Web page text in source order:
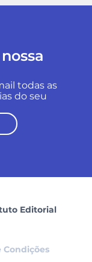
todas as
do seu
Editorial
Condições